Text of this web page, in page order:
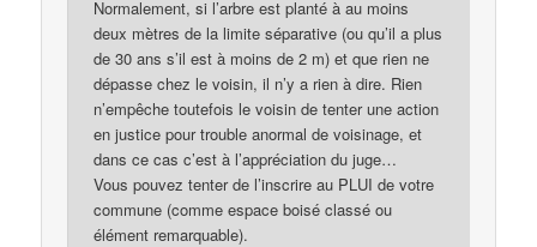
Normalement, si l’arbre est planté à au moins
deux mètres de la limite séparative (ou qu’il a plus
de 30 ans s’il est à moins de 2 m) et que rien ne
dépasse chez le voisin, il n’y a rien à dire. Rien
n’empêche toutefois le voisin de tenter une action
en justice pour trouble anormal de voisinage, et
dans ce cas c’est à l’appréciation du juge…
Vous pouvez tenter de l’inscrire au PLUI de votre
commune (comme espace boisé classé ou
élément remarquable).